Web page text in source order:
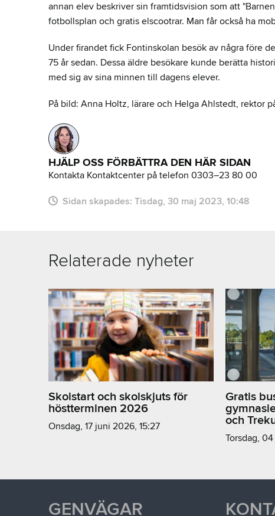
annan elev beskriver sin framtidsvision som att
fotbollsplan och gratis elscootrar. Man får också ha
Under firandet fick Fontinskolan besök av några före
75 år sedan. Dessa äldre besökare kunde berätta
med sig av sina minnen till dagens elever.
På bild: Anna Holtz, lärare och Helga Ahlstedt, rektor
HJÄLP OSS FÖRBÄTTRA DEN HÄR SIDAN
Kontakta Kontaktcenter på telefon 0303–23 80 00
Sidan skapades: tisdag, 30 maj 2023, 10:48
Relaterade nyheter
Skolstart och skolskjuts för
höstterminen 2026
onsdag, 17 juni 2026, 15:27
Gratis
och
torsdag,
GENVÄGAR